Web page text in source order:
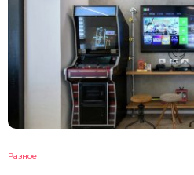
Разное